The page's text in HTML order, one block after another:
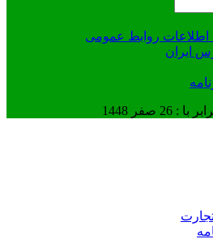
اطلاعات روابط عمومی
ایران